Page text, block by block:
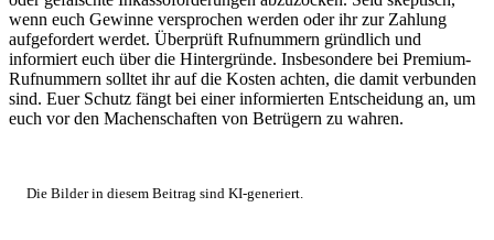
wenn euch Gewinne versprochen werden oder ihr zur Zahlung
aufgefordert werdet. Überprüft Rufnummern gründlich und
informiert euch über die Hintergründe. Insbesondere bei Premium-
Rufnummern solltet ihr auf die Kosten achten, die damit verbunden
sind. Euer Schutz fängt bei einer informierten Entscheidung an, um
euch vor den Machenschaften von Betrügern zu wahren.
Die Bilder in diesem Beitrag sind KI-generiert.